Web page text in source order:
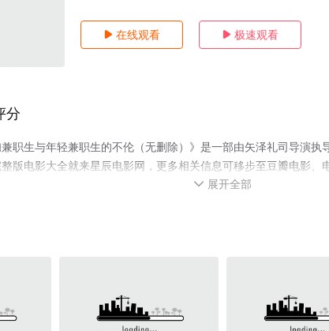
 在线观看  极速观看
分
职生与年轻兼职生的不伦（无删除）》是一部由矢泽礼司导演
版电影大全就来星辰电影网，更多相关信息可移步至豆瓣电影、
 展开全部